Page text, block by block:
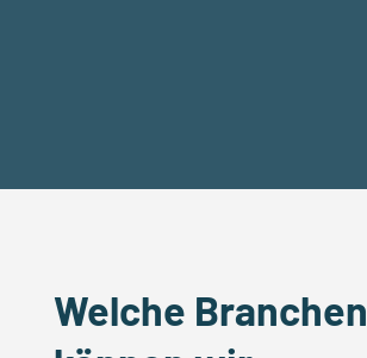
Welche Branchen